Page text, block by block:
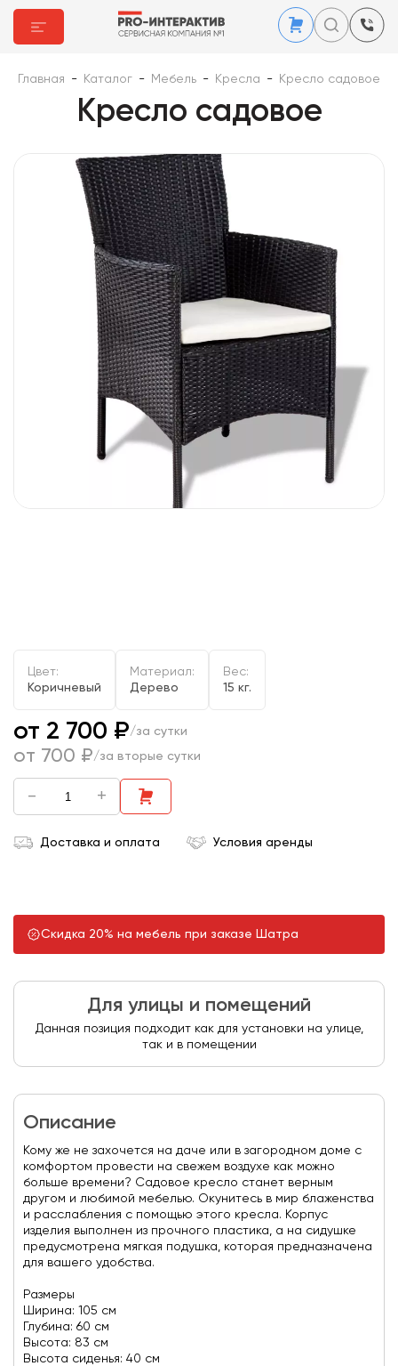
Главная - Каталог - Мебель - Кресла - Кресло садовое
Кресло садовое
Цвет:
Коричневый
Материал:
Дерево
Вес:
15 кг.
от 2 700 ₽/за сутки
от 700 ₽/за вторые сутки
- +
Доставка и оплата Условия аренды
Скидка 20% на мебель при заказе Шатра
Для улицы и помещений
Данная позиция подходит как для установки на улице,
так и в помещении
Описание
Кому же не захочется на даче или в загородном доме с
комфортом провести на свежем воздухе как можно
больше времени? Садовое кресло станет верным
другом и любимой мебелью. Окунитесь в мир блаженства
и расслабления с помощью этого кресла. Корпус
изделия выполнен из прочного пластика, а на сидушке
предусмотрена мягкая подушка, которая предназначена
для вашего удобства.
Размеры
Ширина: 105 см
Глубина: 60 см
Высота: 83 см
Высота сиденья: 40 см